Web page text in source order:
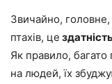
Звичайно, головне,
птахів, це
Як правило, багато
на людей, їх